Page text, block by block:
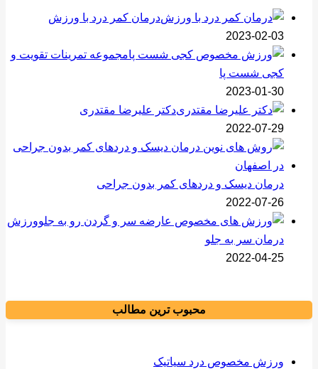
درمان کمر درد با ورزش
2023-02-03
مجموعه تمرینات تقویت و
کجی شست پا
2023-01-30
دکتر علیرضا مقتدری
2022-07-29
درمان دیسک و دردهای کمر بدون جراحی
2022-07-26
ورزش
درمان سر به جلو
2022-04-25
محبوب ترین مطالب
ورزش مخصوص درد سیاتیک